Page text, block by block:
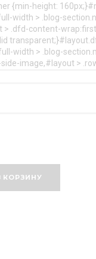
{min-height:
width > .blog-
.dfd-content-
> .blog-
image,#layout >
КОРЗИНУ